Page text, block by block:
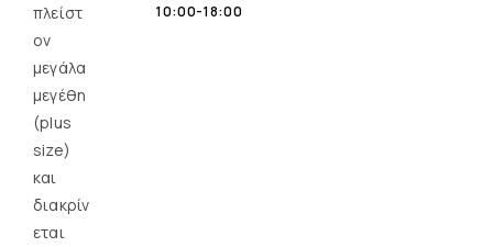
πλείστ
ον
μεγάλα
μεγέθη
(plus
size)
και
διακρίν
εται
10:00-18:00